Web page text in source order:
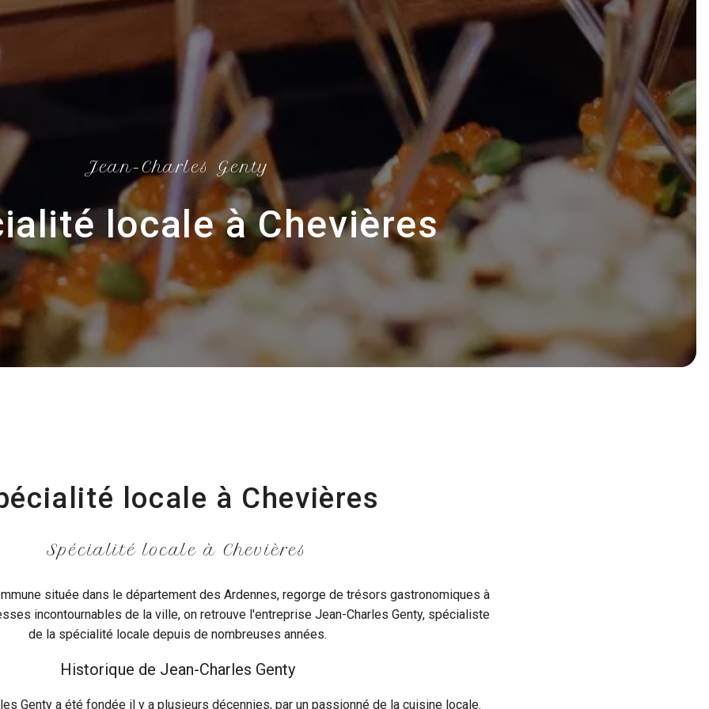
locale à Chevières
Jean-Charles Genty
locale à Chevières
Spécialité locale à Chevières
située dans le département des Ardennes, regorge de trésors gastronomiques à
incontournables de la ville, on retrouve l'entreprise Jean-Charles Genty, spécialiste
de la spécialité locale depuis de nombreuses années.
Historique de Jean-Charles Genty
Genty a été fondée il y a plusieurs décennies, par un passionné de la cuisine locale.